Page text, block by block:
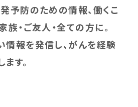
予防のための情報、働くこ
族・ご友人・全ての方に。
情報を発信し、がんを経験
す。